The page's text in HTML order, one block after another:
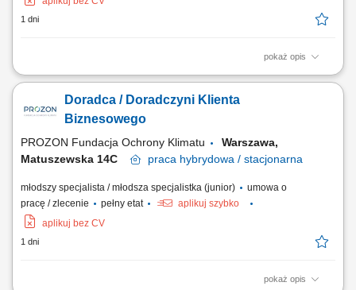
1 dni
pokaż opis
Opis stanowiska pozyskiwanie informacji o potencjalnych klientach i
oraz budowanie zainteresowania ofertą, współpraca z zespołem
sprzedaży w zakresie przygotowywania nowych możliwości
Doradca / Doradczyni Klienta
Biznesowego
PROZON Fundacja Ochrony Klimatu
Warszawa,
Matuszewska 14C
praca hybrydowa / stacjonarna
młodszy specjalista / młodsza specjalistka (junior)
umowa o
pracę / zlecenie
pełny etat
aplikuj szybko
aplikuj bez CV
1 dni
pokaż opis